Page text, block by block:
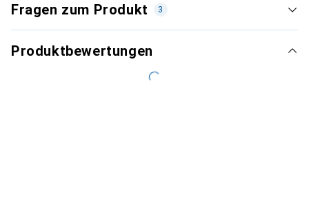
Fragen zum Produkt 3
Produktbewertungen